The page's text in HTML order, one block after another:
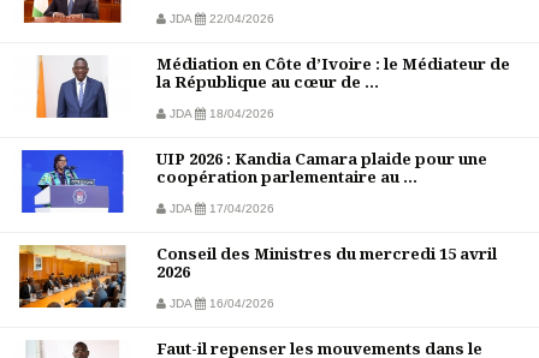
JDA 22/04/2026
Médiation en Côte d’Ivoire : le Médiateur de
la République au cœur de ...
JDA 18/04/2026
UIP 2026 : Kandia Camara plaide pour une
coopération parlementaire au ...
JDA 17/04/2026
Conseil des Ministres du mercredi 15 avril
2026
JDA 16/04/2026
Faut-il repenser les mouvements dans le